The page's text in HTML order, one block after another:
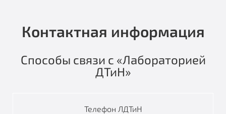
Контактная информация
Способы связи с «Лабораторией
ДТиН»
Телефон ЛДТиН